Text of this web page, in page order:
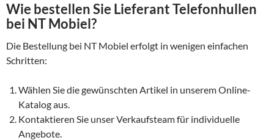
Wie bestellen Sie Lieferant Telefonhullen
bei NT Mobiel?
Die Bestellung bei NT Mobiel erfolgt in wenigen einfachen
Schritten:
Wählen Sie die gewünschten Artikel in unserem Online-
Katalog aus.
Kontaktieren Sie unser Verkaufsteam für individuelle
Angebote.